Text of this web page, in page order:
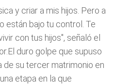
y criar a mis hijos. Pero a
están bajo tu control. Te
con tus hijos", señaló el
duro golpe que supuso
de su tercer matrimonio en
etapa en la que